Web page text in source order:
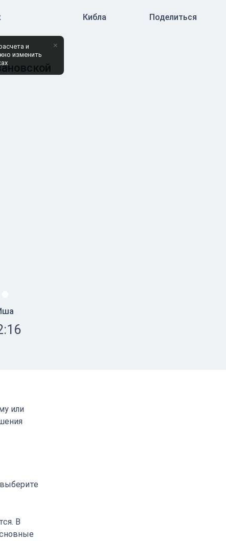
и
изменить
×
Кибла Поделиться
или
В